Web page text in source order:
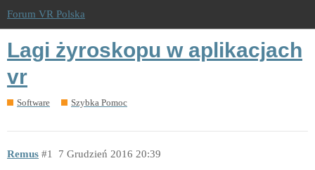
Forum VR Polska
Lagi żyroskopu w aplikacjach
vr
Software Szybka Pomoc
Remus 7 Grudzień 2016 20:39
1